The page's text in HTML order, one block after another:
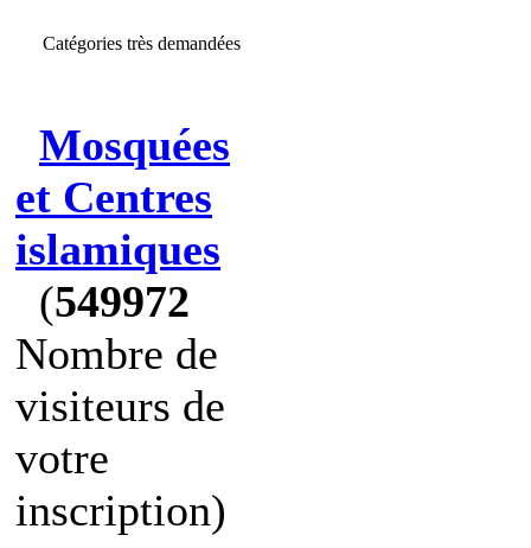
Catégories très demandées
Mosquées
et Centres
islamiques
(549972
Nombre de
visiteurs de
votre
inscription)